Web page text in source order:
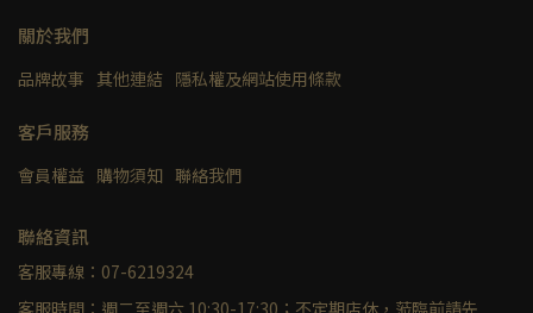
關於我們
品牌故事 其他連結 隱私權及網站使用條款
客戶服務
會員權益 購物須知 聯絡我們
聯絡資訊
客服專線：07-6219324